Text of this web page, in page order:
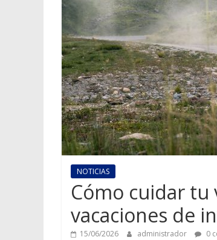
NOTICIAS
Cómo cuidar tu
vacaciones de
15/06/2026 administrador 0